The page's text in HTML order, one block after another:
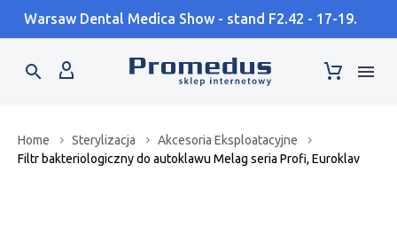
Warsaw Dental Medica Show - stand F2.42 - 17-19.09
Home Sterylizacja
Akcesoria Eksploatacyjne
Filtr bakteriologiczny do autoklawu Melag seria Profi, Euroklav